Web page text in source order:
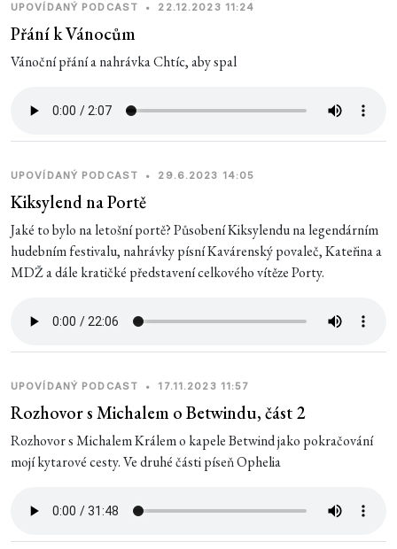
UPOVÍDANÝ PODCAST • 22.12.2023 11:24
Přání k Vánocům
Vánoční přání a nahrávka Chtíc, aby spal
UPOVÍDANÝ PODCAST • 29.6.2023 14:05
Kiksylend na Portě
Jaké to bylo na letošní portě? Působení Kiksylendu na legendárním
hudebním festivalu, nahrávky písní Kavárenský povaleč, Kateřina a
MDŽ a dále kratičké představení celkového vítěze Porty.
UPOVÍDANÝ PODCAST • 17.11.2023 11:57
Rozhovor s Michalem o Betwindu, část 2
Rozhovor s Michalem Králem o kapele Betwind jako pokračování
mojí kytarové cesty. Ve druhé části píseň Ophelia